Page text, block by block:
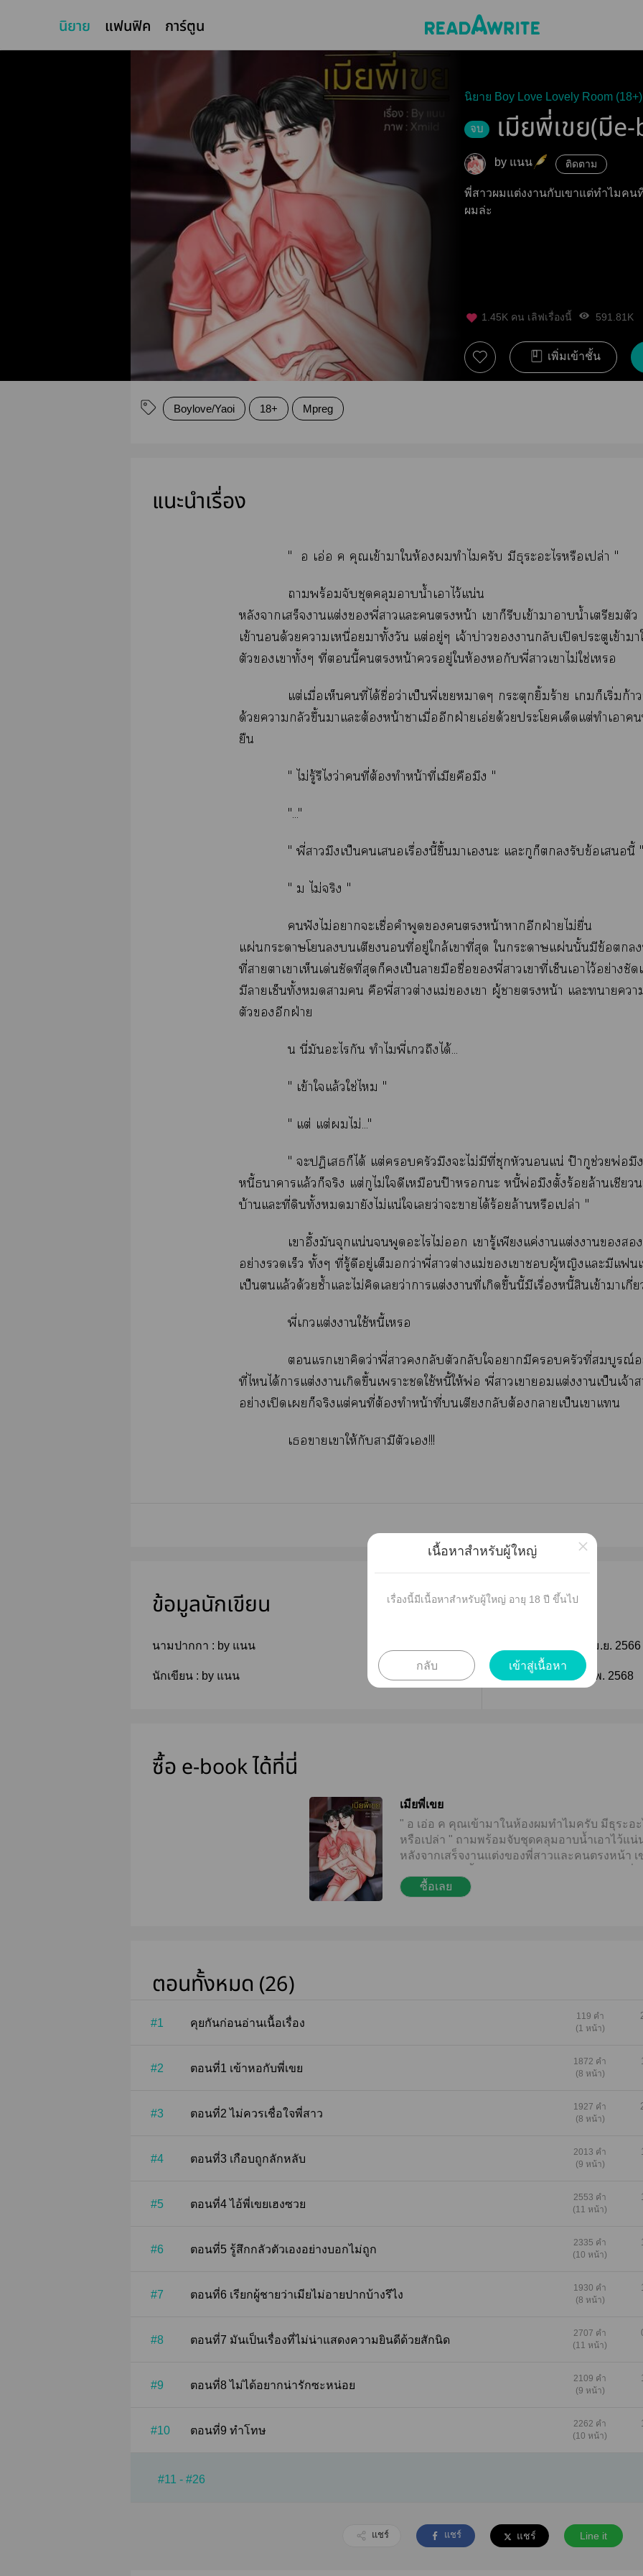
นิยาย แฟนฟิค การ์ตูน
นิยาย Boy Love Lovely Room (18+)
จบ เมียพี่เขย(มี
by แนน ติดตาม
พี่สาวผมแต่งงานกับเขาแต่ทำไมคน
ผมล่ะ
1.45K คน เลิฟเรื่องนี้ 591.81K
เพิ่มเข้าชั้น
Boylove/Yaoi 18+ Mpreg
แนะนำเรื่อง
" อ เอ่อ ค คุณเข้าาให้องทำไมครับ มีธุระะไหรือเปล่า "
าพร้อมจับชุดคลุมาน้ำเาไว้แน่น
หลังาเสร็จาแต่งพี่าแะหน้า เาก็รีบเข้าาาน้ำเตรียมตัว
เข้าด้วยาเหนื่อยมาทั้งวัน แต่อยู่ๆ เจ้าบ่าวากลับเปิดประตูเข้า
ตัวเาทั้งๆ ที่นี้หน้าอยู่ให้องหอกับพี่าเาไม่ใช่เ
แต่เมื่อเห็นคนที่ได้ชื่อว่าเป็นพี่เาๆ กระตุกยิ้มร้าย เก็เริ่มก้า
ด้วยากลัวขึ้นาแะต้องหน้าาเมื่ออีกฝ่ายเอ่ยด้วยะโเด็ดแต่ทำเา
ยืน
" ไม่รู้รึไว่าคนที่ต้องทำหน้าที่เมียคือมึง "
"..."
" พี่ามึงเป็นเเรื่องนี้ขึ้นาเะ แะกูก็รับข้อเนี้ "
" ม ไม่จริง "
ฟังไม่าะเชื่อคำพูดหน้าาอีกฝ่ายไม่ยื่น
แผ่นะาโเตียงที่อยู่ใกล้เาที่สุด ใะาแผ่นนั้นมีข้อ
ที่าาเาเห็นเด่นชัดที่สุดก็เป็นามือชื่อพี่าเาที่เซ็นเาไว้อย่างชัด
มีาเซ็นทั้งา คือพี่าต่างแม่เา ผู้าหน้า แะาา
ตัวอีกฝ่าย
น นี่มันะไกัน ทำไมพี่เวถึงได้...
" เข้าใแล้วใช่ไ "
" แต่ แต่ไม่..."
" ะปฏิเสธก็ได้ แต่ครัวมึงะไม่มีที่ซุกหัวแน่ ป๊ากูช่วยพ่อมึ
หนี้าาแล้วก็จริง แต่กูไม่ใดีเหมือนป๊าะ หนี้พ่อมึงตั้งร้อยล้านเชียว
บ้านแะที่ดินทั้งมายังไม่แน่ใเว่าะาได้ร้อยล้านหรือเปล่า "
เาอึ้งมันจุกแน่นพูดะไไม่ เารู้เพียงแค่าแต่งา
อย่างรวดเร็ว ทั้งๆ ที่รู้ดีอยู่เต็มอกว่าพี่าต่างแม่เาผู้หญิงแะมีแ
เป็นแล้วด้วยซ้ำแะไม่คิดเว่าาแต่งาที่เกิดขึ้นนี้มีเรื่องหนี้สินเข้าาเกี่
พี่เวแต่งาใช้หนี้เ
แเาคิดว่าพี่ากลับตัวกลับใามีครัวที่สมบูรณ์
ที่ไได้าแต่งาเกิดขึ้นเาะชดใช้หนี้ให้พ่อ พี่าเาแต่งาเป็นเจ้า
อย่างเปิดเก็จริงแต่คนที่ต้องทำหน้าที่เตียงกลับต้องาเป็นเาแ
เาเาให้กับสามีตัวเ!!!
ข้อมูลนักเขียน
นามปากกา : by แนน
นักเขียน : by แนน
เผยแพร่
29 เม.ย. 2566
แก้ไขล่าสุด : 14 ก.พ. 2568
ซื้อ e-book ได้ที่นี่
เมียพี่เขย
" อ เอ่อ ค คุณเข้ามาในห้องผมทำไมครับ มีธุระอะ
หรือเปล่า " ถามพร้อมจับชุดคลุมอาบน้ำเอาไว้แน่
หลังจากเสร็จงานแต่งของพี่สาวและคนตรงหน้า เ
ทั้งวัน แต่อยู่ๆเจ้าบ่าวของงานกลับเปิดประตูเข้ามา
ยืน " ไม่รู้รึไงว่าคนที่ต้องทำหน้าที่เมียคือมึง " "..."
สาวมึงเป็นคนเสนอเรื่องนี้ขึ้นมาเองนะ และกูก็ตก
ข้อเสนอนี้ " " ม ไม่จริง " คนฟังไม่อยากจะเชื่อคำ
ของคนตรงหน้าหากอีกฝ่ายไม่ยื่นแผ่นกระดาษโย
ตกลงหลายข้อแต่ที่สายตาเขาเห็นเด่นชัดที่สุดก็คง
ลายมือชื่อของพี่สาวเขาที่เซ็นเอาไว้อย่างชัดเจน
ผู้ชายตรงหน้า และทนายความประจำตัวของอีกฝ่
นี่มันอะไรกัน ทำไมพี่เกวถึงได้... " เข้าใจแล้วใช่ไ
ที่ซุกหัวนอนแน่ ป๊ากูช่วยพ่อมึงใช้หนี้ธนาคารแล้ว
จริง แต่กูไม่ใจดีเหมือนป๊าหรอกนะ หนี้พ่อมึงตั้งร้อย
แน่ใจเลยว่าจะขายได้ร้อยล้านหรือเปล่า " เขาอึ้ง
พี่สาวต่างแม่ของเขาชอบผู้หญิงและมีแฟนเป็นตัว
มีเรื่องหนี้สินเข้ามาเกี่ยวข้อง พี่เกวแต่งงานใช้หนี้เ
ตอนแรกเขาคิดว่าพี่สาวคงกลับตัวกลับใจอยากมี
แต่งงานเกิดขึ้นเพราะชดใช้หนี้ให้พ่อ พี่สาวเขาย
แต่งงานเป็นเจ้าสาวให้อีกฝ่ายอย่างเปิดเผยก็จริงแ
ซื้อเลย
ตอนทั้งหมด (26)
#1 คุยกันก่อนอ่านเนื้อเรื่อง
119 คำ
(1 หน้า)
#2 ตอนที่1 เข้าหอกับพี่เขย
1872 คำ
(8 หน้า)
#3 ตอนที่2 ไม่ควรเชื่อใจพี่สาว
1927 คำ
(8 หน้า)
#4 ตอนที่3 เกือบถูกลักหลับ
2013 คำ
(9 หน้า)
#5 ตอนที่4 ไอ้พี่เขยเฮงซวย
2553 คำ
(11 หน้า)
#6 ตอนที่5 รู้สึกกลัวตัวเองอย่างบอกไม่ถูก
2335 คำ
(10 หน้า)
#7 ตอนที่6 เรียกผู้ชายว่าเมียไม่อายปากบ้างรึไง
1930 คำ
(8 หน้า)
#8 ตอนที่7 มันเป็นเรื่องที่ไม่น่าแสดงความยินดีด้วยสักนิด
2707 คำ
(11 หน้า)
#9 ตอนที่8 ไม่ได้อยากน่ารักซะหน่อย
2109 คำ
(9 หน้า)
#10 ตอนที่9 ทำโทษ
2262 คำ
(10 หน้า)
#11 - #26
แชร์ แชร์ แชร์ Line it
เนื้อหาสำหรับผู้ใหญ่
เรื่องนี้มีเนื้อหาสำหรับผู้ใหญ่ อายุ 18 ปี ขึ้นไป
กลับ เข้าสู่เนื้อหา
×